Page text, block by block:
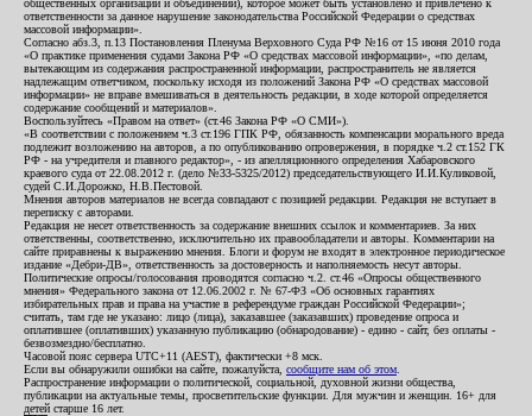
общественных организаций и объединений), которое может быть установлено и привлечено к
ответственности за данное нарушение законодательства Российской Федерации о средствах
массовой информации».
Согласно абз.3, п.13 Постановления Пленума Верховного Суда РФ №16 от 15 июня 2010 года
«О практике применения судами Закона РФ «О средствах массовой информации», «по делам,
вытекающим из содержания распространенной информации, распространитель не является
надлежащим ответчиком, поскольку исходя из положений Закона РФ «О средствах массовой
информации» не вправе вмешиваться в деятельность редакции, в ходе которой определяется
содержание сообщений и материалов».
Воспользуйтесь «Правом на ответ» (ст.46 Закона РФ «О СМИ»).
«В соответствии с положением ч.3 ст.196 ГПК РФ, обязанность компенсации морального вреда
подлежит возложению на авторов, а по опубликованию опровержения, в порядке ч.2 ст.152 ГК
РФ - на учредителя и главного редактор», - из апелляционного определения Хабаровского
краевого суда от 22.08.2012 г. (дело №33-5325/2012) председательствующего И.И.Куликовой,
судей С.И.Дорожко, Н.В.Пестовой.
Мнения авторов материалов не всегда совпадают с позицией редакции. Редакция не вступает в
переписку с авторами.
Редакция не несет ответственность за содержание внешних ссылок и комментариев. За них
ответственны, соответственно, исключительно их правообладатели и авторы. Комментарии на
сайте приравнены к выражению мнения. Блоги и форум не входят в электронное периодическое
издание «Дебри-ДВ», ответственность за достоверность и наполняемость несут авторы.
Политические опросы/голосования проводятся согласно ч.2. ст.46 «Опросы общественного
мнения» Федерального закона от 12.06.2002 г. № 67-ФЗ «Об основных гарантиях
избирательных прав и права на участие в референдуме граждан Российской Федерации»;
считать, там где не указано: лицо (лица), заказавшее (заказавших) проведение опроса и
оплатившее (оплативших) указанную публикацию (обнародование) - едино - сайт, без оплаты -
безвозмездно/бесплатно.
Часовой пояс сервера UTC+11 (AEST), фактически +8 мск.
Если вы обнаружили ошибки на сайте, пожалуйста, сообщите нам об этом
Распространение информации о политической, социальной, духовной жизни общества,
публикации на актуальные темы, просветительские функции. Для мужчин и женщин. 16+ для
детей старше 16 лет.